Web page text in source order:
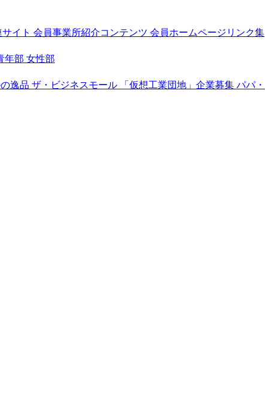
イト 会員事業所紹介コンテンツ 会員ホームページリンク集
年部 女性部
逸品 ザ・ビジネスモール 「仮想工業団地」企業募集 パパ・